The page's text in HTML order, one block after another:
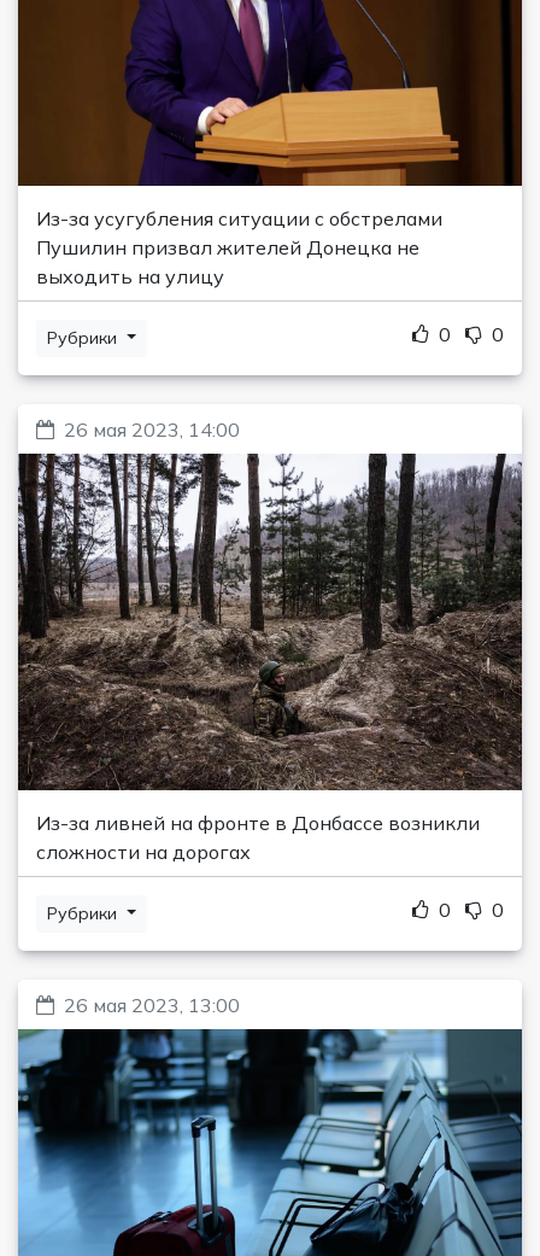
Из-за усугубления ситуации с обстрелами
Пушилин призвал жителей Донецка не
выходить на улицу
Рубрики 0 0
26 мая 2023, 14:00
Из-за ливней на фронте в Донбассе возникли
сложности на дорогах
Рубрики 0 0
26 мая 2023, 13:00